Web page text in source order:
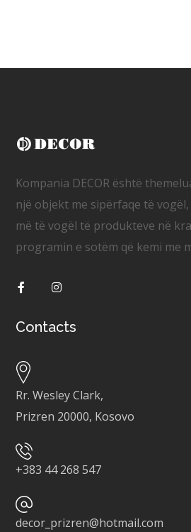
Kompania DECOR është
një objekt me sipërfaqe të
më të vogël të produkteve në
programin e sotëm që kemi me
Contacts
Rr. Wesley Clark,
Prizren 20000, Kosovo
+383 44 268 547
decor_prizren@hotmail.com